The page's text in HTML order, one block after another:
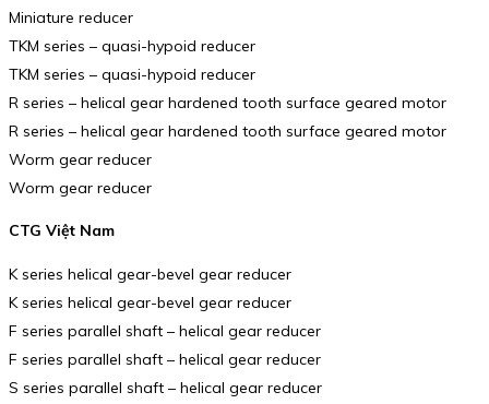
Miniature reducer
TKM series – quasi-hypoid reducer
TKM series – quasi-hypoid reducer
R series – helical gear hardened tooth surface geared motor
R series – helical gear hardened tooth surface geared motor
Worm gear reducer
Worm gear reducer
CTG Việt Nam
K series helical gear-bevel gear reducer
K series helical gear-bevel gear reducer
F series parallel shaft – helical gear reducer
F series parallel shaft – helical gear reducer
S series parallel shaft – helical gear reducer